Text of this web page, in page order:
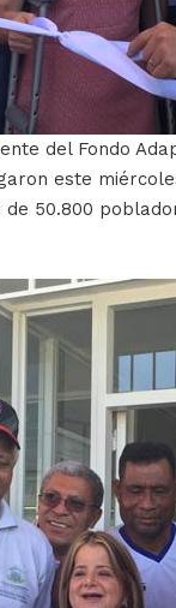
del Fondo
este
de 50.800